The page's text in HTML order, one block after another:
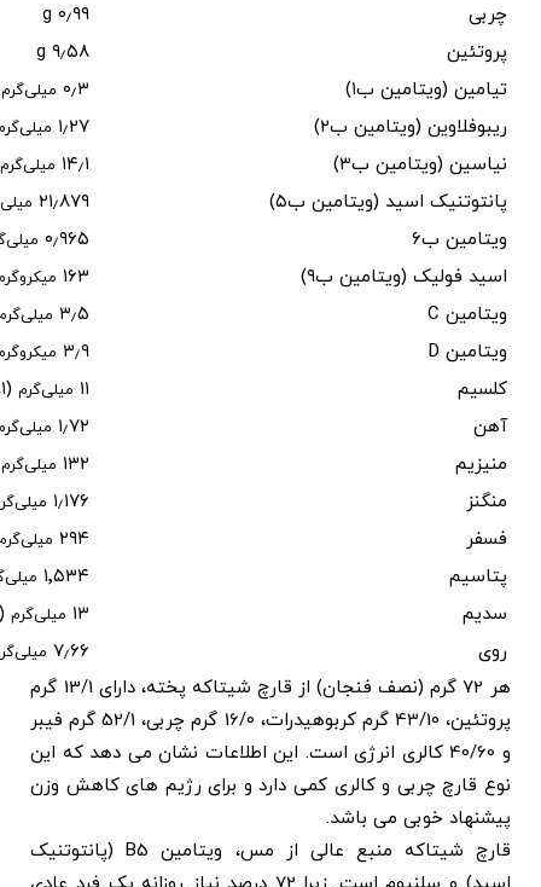
چربی
۰٫۹۹ g
پروتئین
۹٫۵۸ g
تیامین (ویتامین ب۱)
۰٫۳ میلی‌گرم
ریبوفلاوین (ویتامین ب۲)
۱٫۲۷
نیاسین (ویتامین ب۳) ۱۴٫۱ میلی‌گرم
پانتوتنیک اسید (ویتامین ب۵) ۲۱٫۸۷۹
ویتامین ب۶ ۰٫۹۶۵
اسید فولیک (ویتامین ب۹) ۱۶۳
ویتامین C ۳٫۵
ویتامین D ۳٫۹
کلسیم ۱۱ میلی‌گرم (۱٪)
آهن
۱٫۷۲
منیزیم ۱۳۲ میلی‌گرم
منگنز
۱٫۱۷۶
فسفر ۲۹۴
پتاسیم ۱٬۵۳۴
سدیم ۱۳ میلی‌گرم
روی
۷٫۶۶
هر 72 گرم (نصف فنجان) از قارچ شیتاکه پخته، دارای 13/1 گرم
پروتئین، 43/10 گرم کربوهیدرات، 16/0 گرم چربی، 52/1 گرم فیبر
و 40/60 کالری انرژی است. این اطلاعات نشان می دهد که این
نوع قارچ چربی و کالری کمی دارد و برای رژیم های کاهش وزن
پیشنهاد خوبی می باشد.
قارچ شیتاکه منبع عالی از مس، ویتامین B5 (پانتوتنیک